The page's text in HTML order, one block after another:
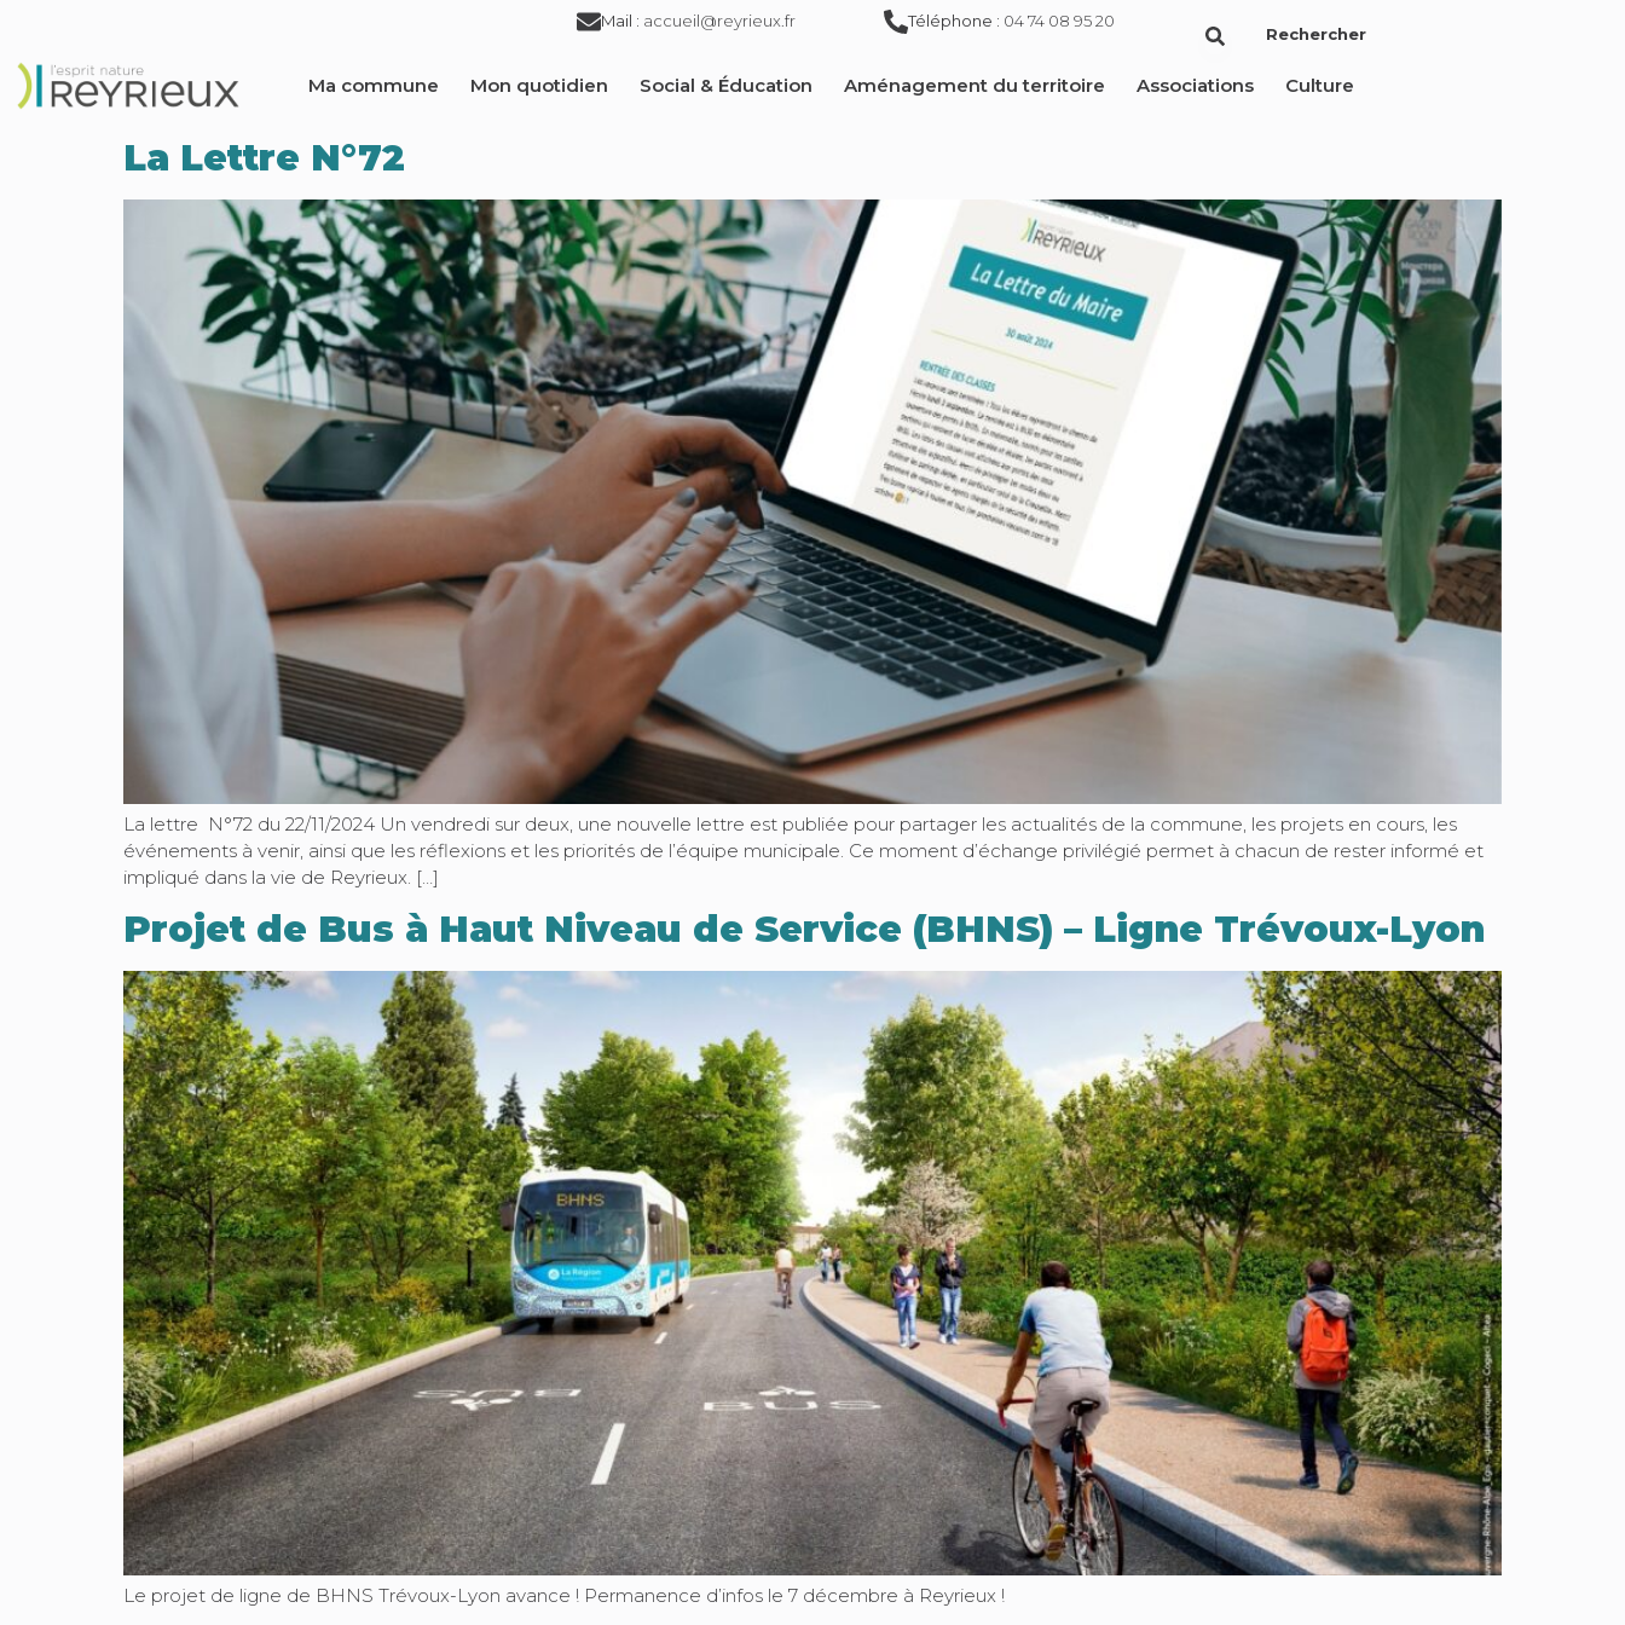
Mail : accueil@reyrieux.fr Téléphone : 04 74 08 95 20
Rechercher
Ma commune Mon quotidien Social & Éducation Aménagement du territoire Associations Culture
La Lettre N°72
La lettre N°72 du 22/11/2024 Un vendredi sur deux, une nouvelle lettre est publiée pour partager les actualités de la commune, les projets en cours, les
événements à venir, ainsi que les réflexions et les priorités de l’équipe municipale. Ce moment d’échange privilégié permet à chacun de rester informé et
impliqué dans la vie de Reyrieux. […]
Projet de Bus à Haut Niveau de Service (BHNS) – Ligne Trévoux-Lyon
Le projet de ligne de BHNS Trévoux-Lyon avance ! Permanence d’infos le 7 décembre à Reyrieux !